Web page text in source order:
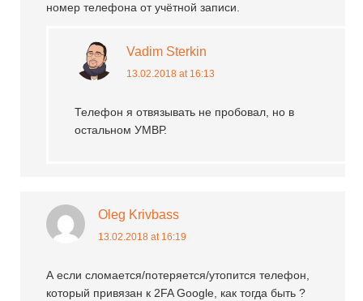
номер телефона от учётной записи.
Vadim Sterkin
13.02.2018 at 16:13
Телефон я отвязывать не пробовал, но в
остальном УМВР.
Oleg Krivbass
13.02.2018 at 16:19
А если сломается/потеряется/утопится телефон,
который привязан к 2FA Google, как тогда быть ?